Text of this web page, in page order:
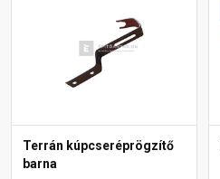
Terrán kúpcseréprögzítő
barna